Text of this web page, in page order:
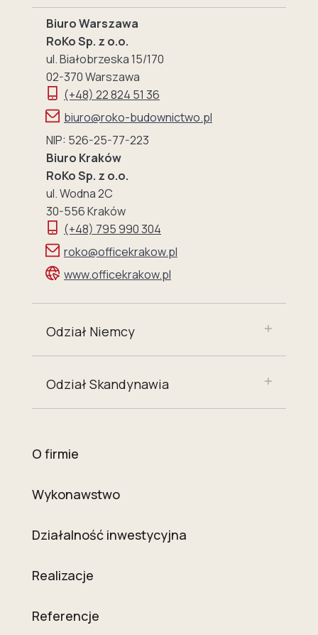
Biuro Warszawa
RoKo Sp. z o.o.
ul. Białobrzeska 15/170
02-370 Warszawa
(+48) 22 824 51 36
biuro@roko-budownictwo.pl
NIP: 526-25-77-223
Biuro Kraków
RoKo Sp. z o.o.
ul. Wodna 2C
30-556 Kraków
(+48) 795 990 304
roko@officekrakow.pl
www.officekrakow.pl
Odział Niemcy
Odział Skandynawia
O firmie
Wykonawstwo
Działalność inwestycyjna
Realizacje
Referencje